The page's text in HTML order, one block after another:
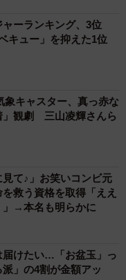
ーランキング、3位
キュー」を抑えた1位
キャスター、真っ赤な
」観劇 三山凌輝さんら
見て♪」お笑いコンビ元
救う資格を取得「ええ
」→本名も明らかに
届けたい…「お盆玉」っ
」の4割が金額アッ